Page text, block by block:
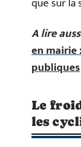
A lire
en mairie
publiques
Le
les